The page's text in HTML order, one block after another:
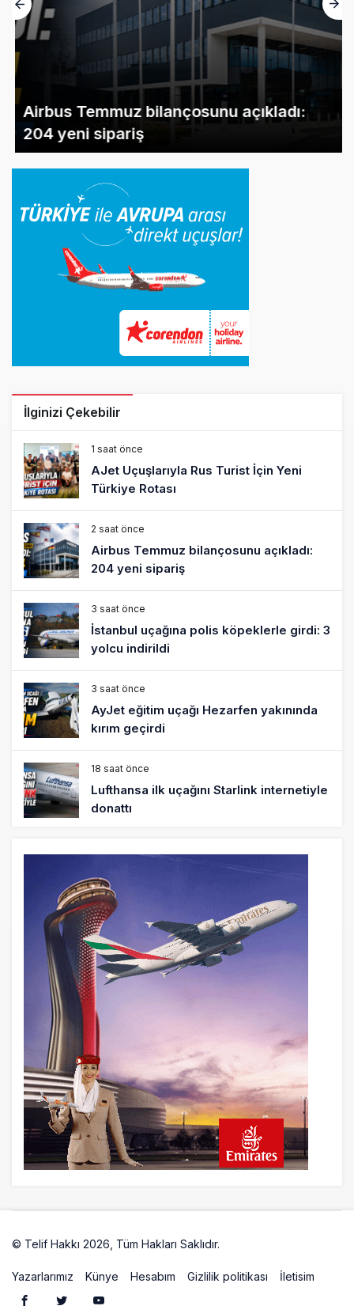
Airbus Temmuz bilançosunu açıkladı:
204 yeni sipariş
İlginizi Çekebilir
1 saat önce
AJet Uçuşlarıyla Rus Turist İçin Yeni
Türkiye Rotası
2 saat önce
Airbus Temmuz bilançosunu açıkladı:
204 yeni sipariş
3 saat önce
İstanbul uçağına polis köpeklerle girdi: 3
yolcu indirildi
3 saat önce
AyJet eğitim uçağı Hezarfen yakınında
kırım geçirdi
18 saat önce
Lufthansa ilk uçağını Starlink internetiyle
donattı
Norwegian Uçağına Polis Müdahalesi
20 saat önce
British Airways A380 seferlerini yüzde
28 azaltıyor
21 saat önce
Çiti aştı, bakım uçağına girdi: Uyurken
yakalandı
22 saat önce
İki hayalet uçak, iki farklı görev: F-117 ve
B-2
23 saat önce
© Telif Hakkı 2026, Tüm Hakları Saklıdır.
Yazarlarımız Künye Hesabım Gizlilik politikası İletisim